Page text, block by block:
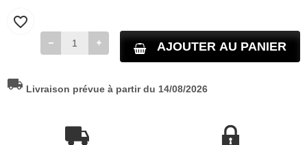
AJOUTER AU PANIER
favorite_border
local_shipping Livraison prévue à partir du 14/08/2026